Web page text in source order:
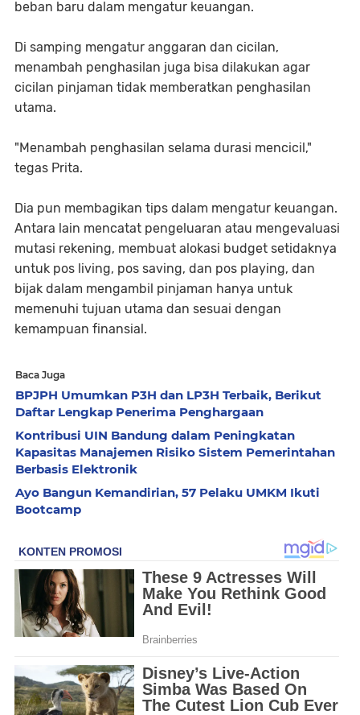
beban baru dalam mengatur keuangan.
Di samping mengatur anggaran dan cicilan,
menambah penghasilan juga bisa dilakukan agar
cicilan pinjaman tidak memberatkan penghasilan
utama.
"Menambah penghasilan selama durasi mencicil,"
tegas Prita.
Dia pun membagikan tips dalam mengatur keuangan.
Antara lain mencatat pengeluaran atau mengevaluasi
mutasi rekening, membuat alokasi budget setidaknya
untuk pos living, pos saving, dan pos playing, dan
bijak dalam mengambil pinjaman hanya untuk
memenuhi tujuan utama dan sesuai dengan
kemampuan finansial.
Baca Juga
BPJPH Umumkan P3H dan LP3H Terbaik, Berikut
Daftar Lengkap Penerima Penghargaan
Kontribusi UIN Bandung dalam Peningkatan
Kapasitas Manajemen Risiko Sistem Pemerintahan
Berbasis Elektronik
Ayo Bangun Kemandirian, 57 Pelaku UMKM Ikuti
Bootcamp